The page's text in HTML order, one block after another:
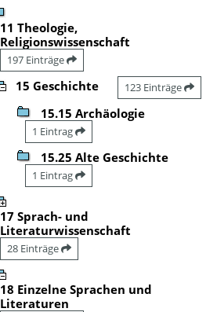
11 Theologie,
Religionswissenschaft
197 Einträge
15 Geschichte 123 Einträge
15.15 Archäologie
1 Eintrag
15.25 Alte Geschichte
1 Eintrag
17 Sprach- und
Literaturwissenschaft
28 Einträge
18 Einzelne Sprachen und
Literaturen